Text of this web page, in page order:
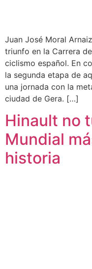
Juan José Moral
triunfo en la Carrera
ciclismo español. En
la segunda etapa de
una jornada con la
ciudad de Gera. […]
Hinault no
Mundial
historia